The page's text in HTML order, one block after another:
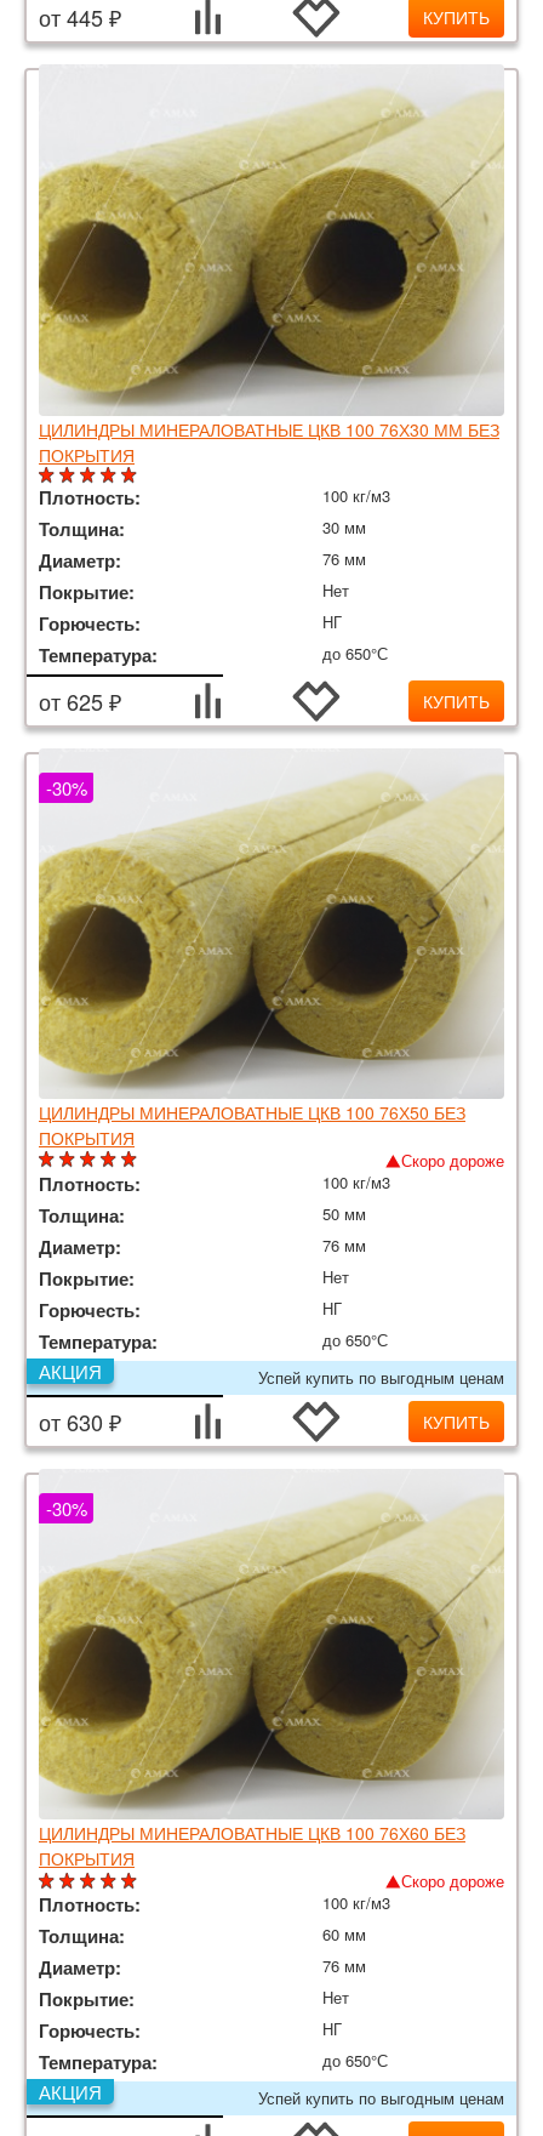
от 445 ₽ КУПИТЬ
ЦИЛИНДРЫ МИНЕРАЛОВАТНЫЕ ЦКВ 100 76Х30 ММ БЕЗ
ПОКРЫТИЯ
Плотность: 100 кг/м3
Толщина: 30 мм
Диаметр: 76 мм
Покрытие: Нет
Горючесть: НГ
Температура: до 650°С
от 625 ₽ КУПИТЬ
ЦИЛИНДРЫ МИНЕРАЛОВАТНЫЕ ЦКВ 100 76Х50 БЕЗ
ПОКРЫТИЯ
-30%
Скоро дороже
Плотность: 100 кг/м3
Толщина: 50 мм
Диаметр: 76 мм
Покрытие: Нет
Горючесть: НГ
Температура:
до 650°С
Успей купить по выгодным ценам
АКЦИЯ
от 630 ₽ КУПИТЬ
ЦИЛИНДРЫ МИНЕРАЛОВАТНЫЕ ЦКВ 100 76Х60 БЕЗ
ПОКРЫТИЯ
-30%
Скоро дороже
Плотность: 100 кг/м3
Толщина: 60 мм
Диаметр: 76 мм
Покрытие: Нет
Горючесть: НГ
Температура:
до 650°С
Успей купить по выгодным ценам
АКЦИЯ